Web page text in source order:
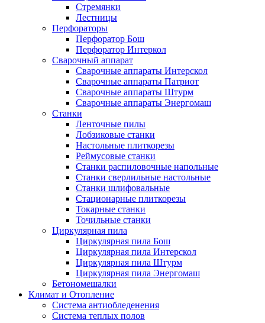
Стремянки
Лестницы
Перфораторы
Перфоратор Бош
Перфоратор Интеркол
Сварочный аппарат
Сварочные аппараты Интерскол
Сварочные аппараты Патриот
Сварочные аппараты Штурм
Сварочные аппараты Энергомаш
Станки
Ленточные пилы
Лобзиковые станки
Настольные плиткорезы
Реймусовые станки
Станки распиловочные напольные
Станки сверлильные настольные
Станки шлифовальные
Стационарные плиткорезы
Токарные станки
Точильные станки
Циркулярная пила
Циркулярная пила Бош
Циркулярная пила Интерскол
Циркулярная пила Штурм
Циркулярная пила Энергомаш
Бетономешалки
Климат и Отопление
Система антиобледенения
Система теплых полов